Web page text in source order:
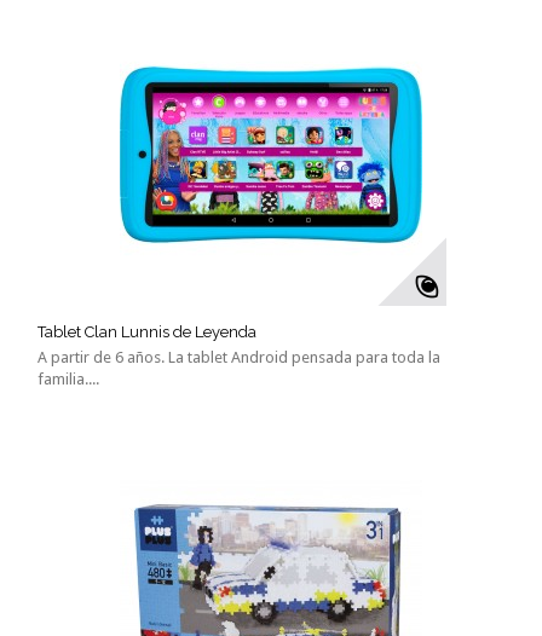
Tablet Clan Lunnis de Leyenda
A partir de 6 años. La tablet Android pensada para toda la
familia....